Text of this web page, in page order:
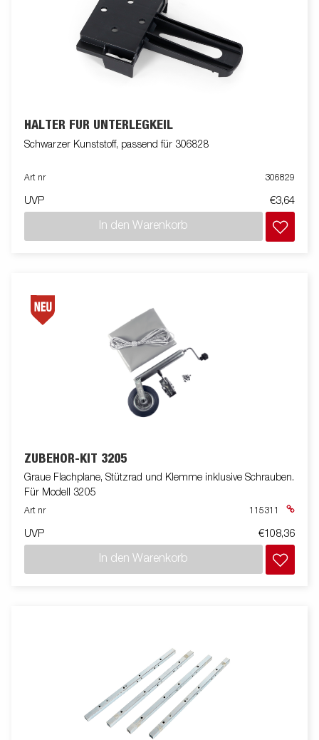
HALTER FÜR UNTERLEGKEIL
Schwarzer Kunststoff, passend für 306828
Art nr 306829
UVP €3,64
In den Warenkorb
ZUBEHÖR-KIT 3205
Graue Flachplane, Stützrad und Klemme inklusive Schrauben.
Für Modell 3205
Art nr 115311
UVP €108,36
In den Warenkorb